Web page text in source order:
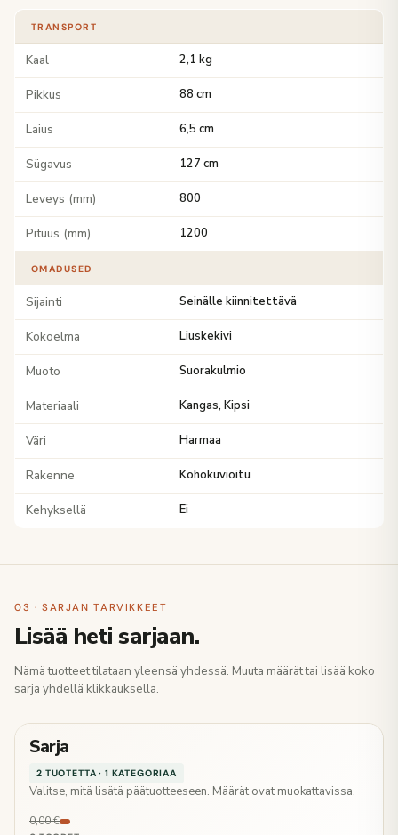
TRANSPORT
Kaal 2,1 kg
Pikkus 88 cm
Laius 6,5 cm
Sügavus 127 cm
Leveys (mm) 800
Pituus (mm) 1200
OMADUSED
Sijainti Seinälle kiinnitettävä
Kokoelma Liuskekivi
Muoto Suorakulmio
Materiaali Kangas, Kipsi
Väri Harmaa
Rakenne Kohokuvioitu
Kehyksellä Ei
03 · SARJAN TARVIKKEET
Lisää heti sarjaan.
Nämä tuotteet tilataan yleensä yhdessä. Muuta määrät tai lisää koko
sarja yhdellä klikkauksella.
Sarja
2 TUOTETTA · 1 KATEGORIAA
Valitse, mitä lisätä päätuotteeseen. Määrät ovat muokattavissa.
0,00 €